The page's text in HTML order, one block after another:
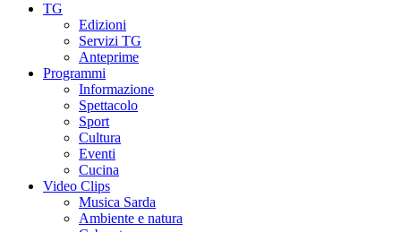
TG
Edizioni
Servizi TG
Anteprime
Programmi
Informazione
Spettacolo
Sport
Cultura
Eventi
Cucina
Video Clips
Musica Sarda
Ambiente e natura